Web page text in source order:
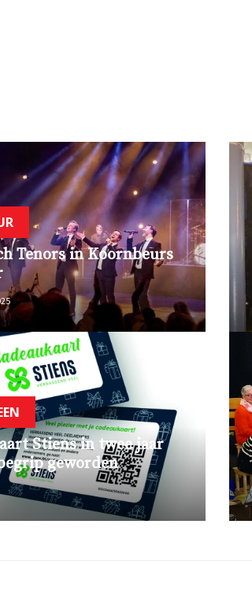
Tenors in Koornbeurs
Stiens in twee jaar
geworden